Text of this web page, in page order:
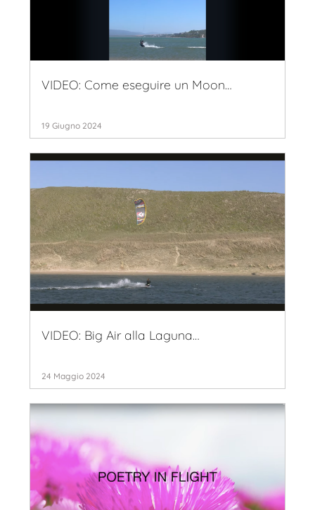
VIDEO: Come eseguire un Moon…
19 Giugno 2024
VIDEO: Big Air alla Laguna…
24 Maggio 2024